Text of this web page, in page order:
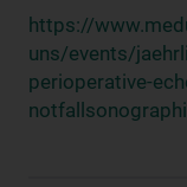
https://
uns/events/
perioperative-